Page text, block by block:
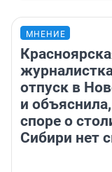
МНЕНИЕ
отпуск в
и
споре о
Сибири нет